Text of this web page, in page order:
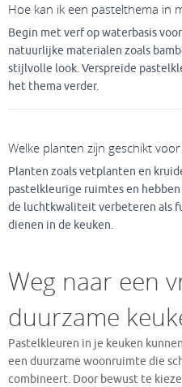
Hoe kan ik een pastelthema in
Begin met verf op waterbasis
natuurlijke materialen zoals
stijlvolle look. Verspreide
het thema verder.
Welke planten zijn geschikt
Planten zoals vetplanten en
pastelkleurige ruimtes en
de luchtkwaliteit verbeteren als
dienen in de keuken.
Weg naar een
duurzame
Pastelkleuren in je keuken
een duurzame woonruimte die
combineert. Door bewust te